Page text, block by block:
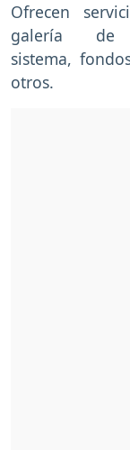
Ofrecen
galería de
sistema,
otros.